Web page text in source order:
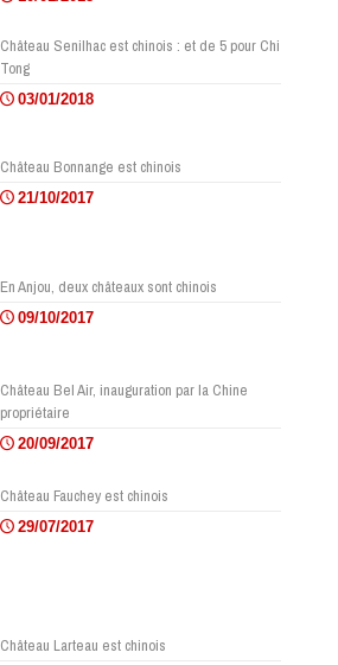
Château Senilhac est chinois : et de 5 pour Chi
Tong
03/01/2018
Château Bonnange est chinois
21/10/2017
En Anjou, deux châteaux sont chinois
09/10/2017
Château Bel Air, inauguration par la Chine
propriétaire
20/09/2017
Château Fauchey est chinois
29/07/2017
Château Larteau est chinois